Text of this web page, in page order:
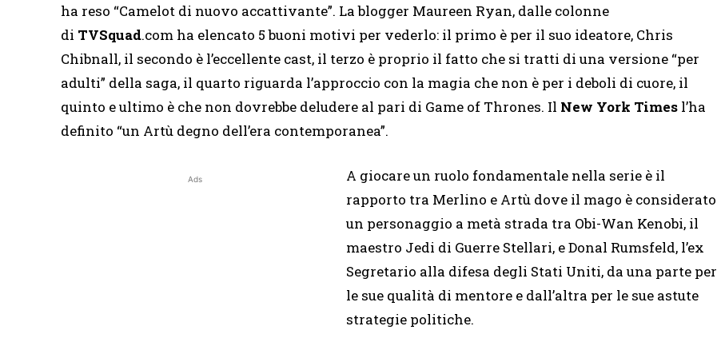
ha reso “Camelot di nuovo accattivante”. La blogger Maureen Ryan, dalle colonne
di TVSquad.com ha elencato 5 buoni motivi per vederlo: il primo è per il suo ideatore, Chris
Chibnall, il secondo è l’eccellente cast, il terzo è proprio il fatto che si tratti di una versione “per
adulti” della saga, il quarto riguarda l’approccio con la magia che non è per i deboli di cuore, il
quinto e ultimo è che non dovrebbe deludere al pari di Game of Thrones. Il New York Times l’ha
definito “un Artù degno dell’era contemporanea”.
Ads
A giocare un ruolo fondamentale nella serie è il
rapporto tra Merlino e Artù dove il mago è considerato
un personaggio a metà strada tra Obi-Wan Kenobi, il
maestro Jedi di Guerre Stellari, e Donal Rumsfeld, l’ex
Segretario alla difesa degli Stati Uniti, da una parte per
le sue qualità di mentore e dall’altra per le sue astute
strategie politiche.